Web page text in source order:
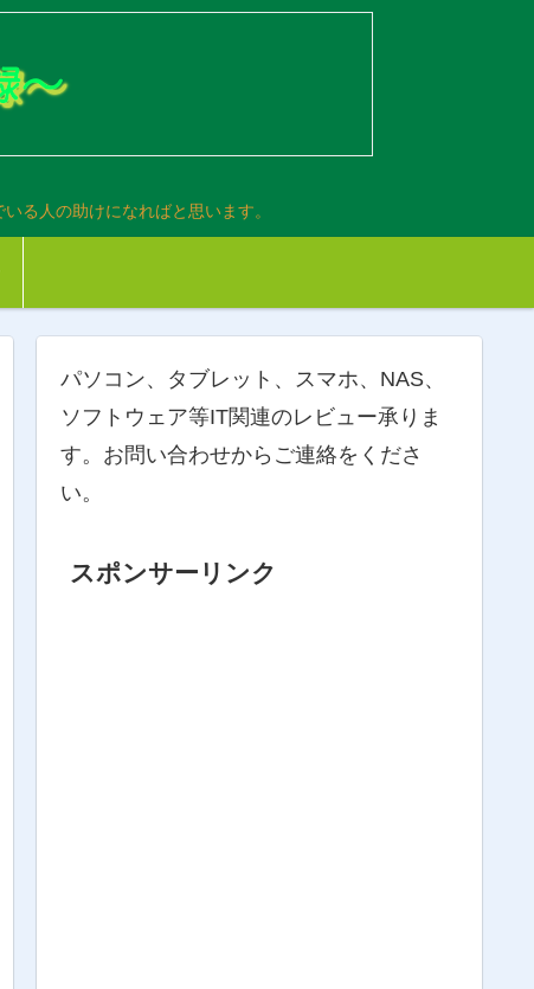
る人の助けになればと思います。
パソコン、タブレット、スマホ、NAS、
ソフトウェア等IT関連のレビュー承りま
す。お問い合わせからご連絡をくださ
い。
スポンサーリンク